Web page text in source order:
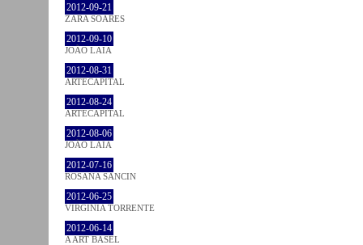
2012-09-21
ZARA SOARES
2012-09-10
JOÃO LAIA
2012-08-31
ARTECAPITAL
2012-08-24
ARTECAPITAL
2012-08-06
JOÃO LAIA
2012-07-16
ROSANA SANCIN
2012-06-25
VIRGINIA TORRENTE
2012-06-14
A ART BASEL